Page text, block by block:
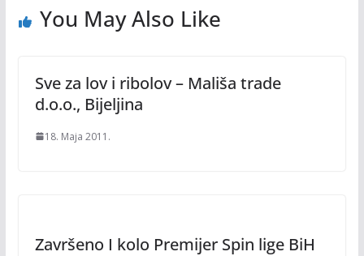
You May Also Like
Sve za lov i ribolov – Mališa trade
d.o.o., Bijeljina
18. Maja 2011.
Završeno I kolo Premijer Spin lige BiH